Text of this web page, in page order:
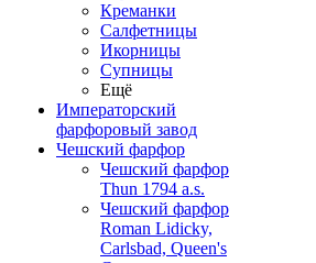
Креманки
Салфетницы
Икорницы
Супницы
Ещё
Императорский
фарфоровый завод
Чешский фарфор
Чешский фарфор
Thun 1794 a.s.
Чешский фарфор
Roman Lidicky,
Carlsbad, Queen's